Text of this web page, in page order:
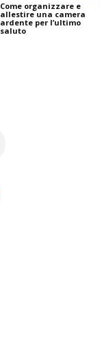
Come organizzare e
allestire una camera
ardente per l’ultimo
saluto